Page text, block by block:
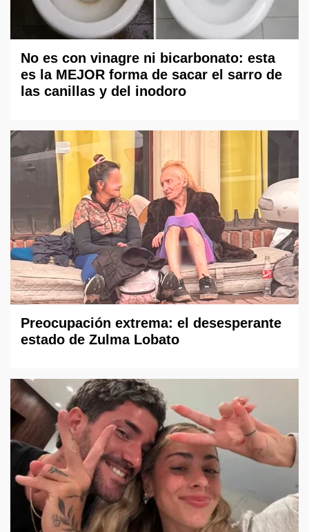
No es con vinagre ni bicarbonato: esta
es la MEJOR forma de sacar el sarro de
las canillas y del inodoro
Preocupación extrema: el desesperante
estado de Zulma Lobato